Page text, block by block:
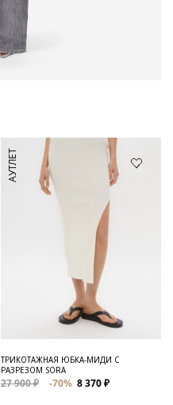
АУТЛЕТ
ТРИКОТАЖНАЯ ЮБКА-МИДИ С
РАЗРЕЗОМ SORA
27 900 ₽ -70% 8 370 ₽